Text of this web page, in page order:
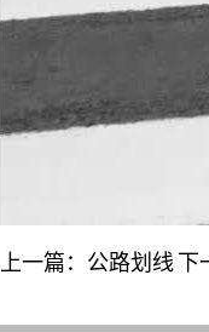
上一篇：公路划线